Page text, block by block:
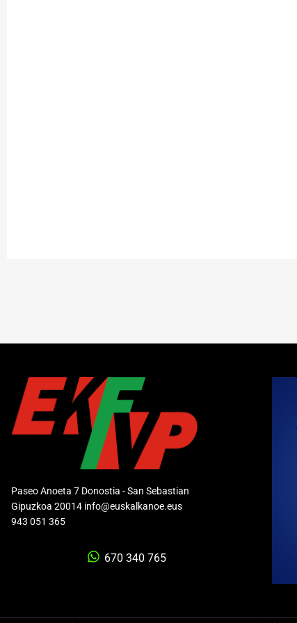
Paseo Anoeta 7 Donostia - San Sebastian
Gipuzkoa 20014 info@euskalkanoe.eus
943 051 365
670 340 765